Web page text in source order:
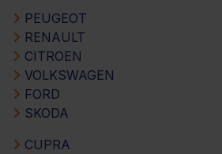
PEUGEOT
RENAULT
CITROEN
VOLKSWAGEN
FORD
SKODA
CUPRA